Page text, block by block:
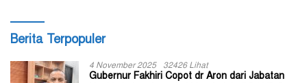
Berita Terpopuler
4 November 2025 32426 Lihat
Gubernur Fakhiri Copot dr Aron dari Jabatan